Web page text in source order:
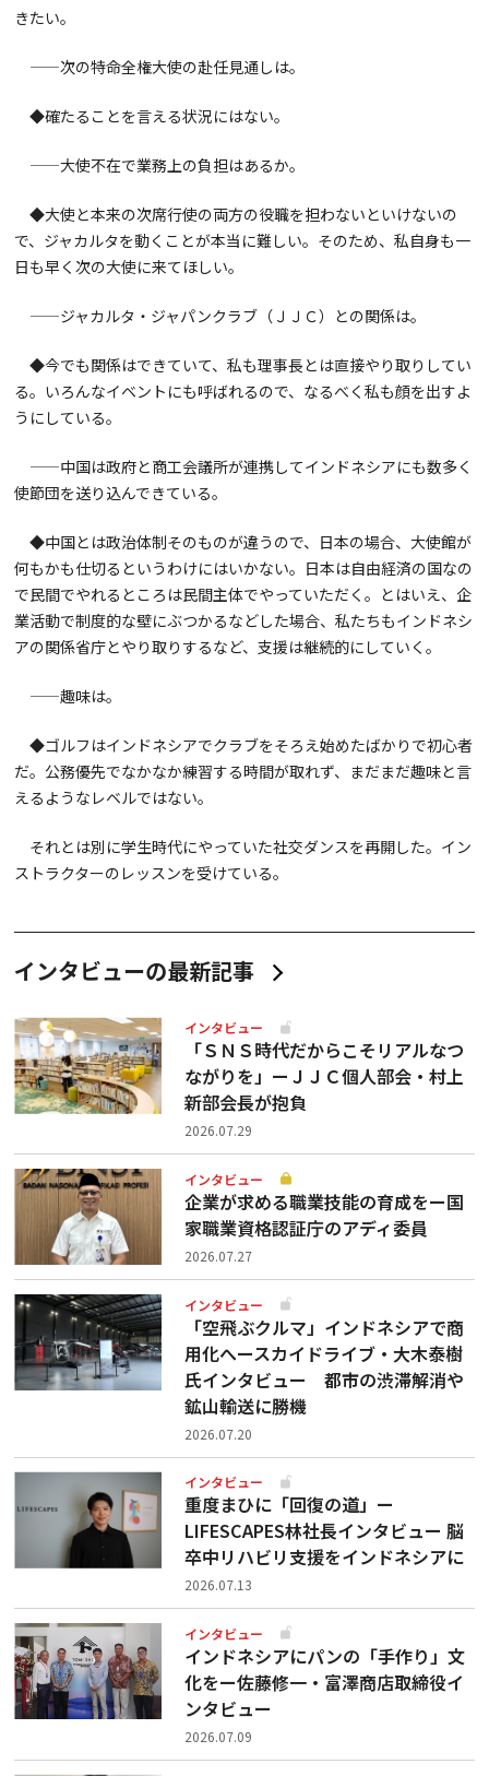
きたい。
——次の特命全権大使の赴任見通しは。
◆確たることを言える状況にはない。
——大使不在で業務上の負担はあるか。
◆大使と本来の次席行使の両方の役職を担わないといけないの
で、ジャカルタを動くことが本当に難しい。そのため、私自身も一
日も早く次の大使に来てほしい。
——ジャカルタ・ジャパンクラブ（ＪＪＣ）との関係は。
◆今でも関係はできていて、私も理事長とは直接やり取りしてい
る。いろんなイベントにも呼ばれるので、なるべく私も顔を出すよ
うにしている。
——中国は政府と商工会議所が連携してインドネシアにも数多く
使節団を送り込んできている。
◆中国とは政治体制そのものが違うので、日本の場合、大使館が
何もかも仕切るというわけにはいかない。日本は自由経済の国なの
で民間でやれるところは民間主体でやっていただく。とはいえ、企
業活動で制度的な壁にぶつかるなどした場合、私たちもインドネシ
アの関係省庁とやり取りするなど、支援は継続的にしていく。
——趣味は。
◆ゴルフはインドネシアでクラブをそろえ始めたばかりで初心者
だ。公務優先でなかなか練習する時間が取れず、まだまだ趣味と言
えるようなレベルではない。
それとは別に学生時代にやっていた社交ダンスを再開した。イン
ストラクターのレッスンを受けている。
インタビューの最新記事
インタビュー
「ＳＮＳ時代だからこそリアルなつ
ながりを」ーＪＪＣ個人部会・村上
新部会長が抱負
2026.07.29
インタビュー
企業が求める職業技能の育成をー国
家職業資格認証庁のアディ委員
2026.07.27
インタビュー
「空飛ぶクルマ」インドネシアで商
用化へースカイドライブ・大木泰樹
氏インタビュー 都市の渋滞解消や
鉱山輸送に勝機
2026.07.20
インタビュー
重度まひに「回復の道」ー
LIFESCAPES林社長インタビュー 脳
卒中リハビリ支援をインドネシアに
2026.07.13
インタビュー
インドネシアにパンの「手作り」文
化をー佐藤修一・富澤商店取締役イ
ンタビュー
2026.07.09